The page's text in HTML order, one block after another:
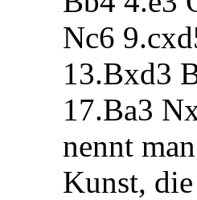
Nc6
13.Bxd3
17.Ba3
nennt
Kunst,